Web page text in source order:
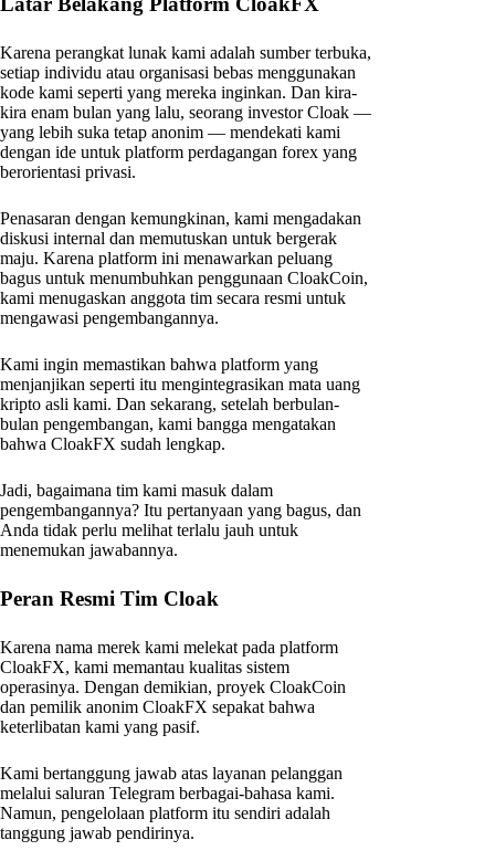
Karena perangkat lunak kami adalah sumber terbuka,
setiap individu atau organisasi bebas menggunakan
kode kami seperti yang mereka inginkan. Dan kira-
kira enam bulan yang lalu, seorang investor Cloak —
yang lebih suka tetap anonim — mendekati kami
dengan ide untuk platform perdagangan forex yang
berorientasi privasi.
Penasaran dengan kemungkinan, kami mengadakan
diskusi internal dan memutuskan untuk bergerak
maju. Karena platform ini menawarkan peluang
bagus untuk menumbuhkan penggunaan CloakCoin,
kami menugaskan anggota tim secara resmi untuk
mengawasi pengembangannya.
Kami ingin memastikan bahwa platform yang
menjanjikan seperti itu mengintegrasikan mata uang
kripto asli kami. Dan sekarang, setelah berbulan-
bulan pengembangan, kami bangga mengatakan
bahwa CloakFX sudah lengkap.
Jadi, bagaimana tim kami masuk dalam
pengembangannya? Itu pertanyaan yang bagus, dan
Anda tidak perlu melihat terlalu jauh untuk
menemukan jawabannya.
Peran Resmi Tim Cloak
Karena nama merek kami melekat pada platform
CloakFX, kami memantau kualitas sistem
operasinya. Dengan demikian, proyek CloakCoin
dan pemilik anonim CloakFX sepakat bahwa
keterlibatan kami yang pasif.
Kami bertanggung jawab atas layanan pelanggan
melalui saluran Telegram berbagai-bahasa kami.
Namun, pengelolaan platform itu sendiri adalah
tanggung jawab pendirinya.